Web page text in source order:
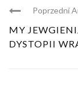
Poprzedni
MY
DYSTOPII